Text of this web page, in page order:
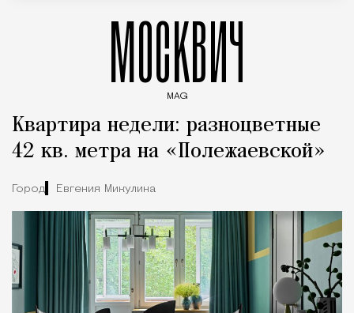
МОСКВИЧ
MAG
Квартира недели: разноцветные
42 кв. метра на «Полежаевской»
Город Евгения Микулина